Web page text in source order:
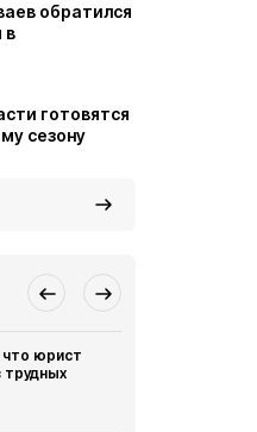
обратился
в
готовятся
сезону
юрист